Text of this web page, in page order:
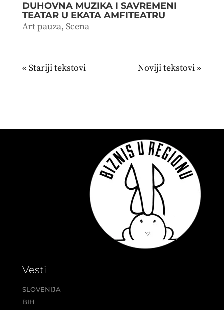
DUHOVNA MUZIKA I SAVREMENI
TEATAR U EKATA AMFITEATRU
Art pauza, Scena
« Stariji unosi Sledeći unosi »
Vesti
SLOVENIJA
BIH